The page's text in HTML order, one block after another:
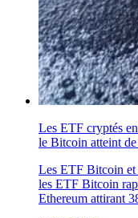
Les ETF cryptés
le Bitcoin atteint
Les ETF Bitcoin et
les ETF Bitcoin
Ethereum attirant